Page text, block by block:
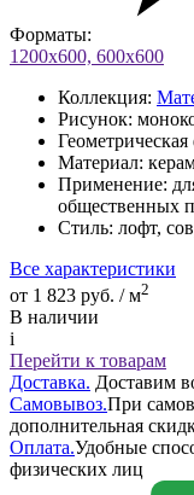
Форматы:
1200х600, 600х600
Коллекция:
Рисунок:
Материал:
Применение:
общественных
Стиль: лофт,
Все характеристики
от 1 823 руб. / м2
В наличии
i
Перейти к товарам
Доставка. Доставим
Самовывоз.При
дополнительная
Оплата.Удобные
физических лиц